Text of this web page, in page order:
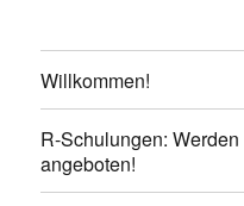
Willkommen!
R-Schulungen:
angeboten!